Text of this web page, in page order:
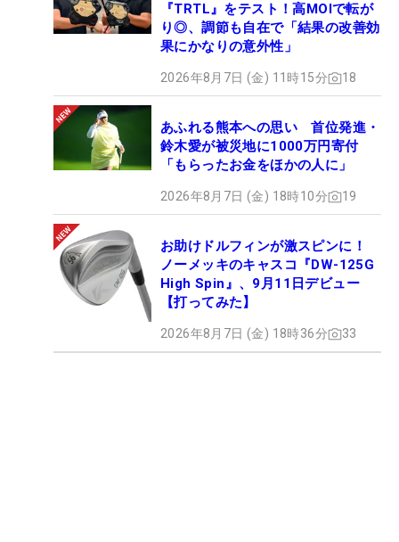
『TRTL』をテスト！高MOIで転が
り◎、調節も自在で「結果の改善効
果にかなりの意外性」
2026年8月7日 (金) 11時15分 18
あふれる熊本への思い 首位発進・
鈴木愛が被災地に1000万円寄付
「もらったお金をほかの人に」
2026年8月7日 (金) 18時10分 19
お助けドルフィンが激スピンに！
ノーメッキのキャスコ『DW-125G
High Spin』、9月11日デビュー
【打ってみた】
2026年8月7日 (金) 18時36分 33